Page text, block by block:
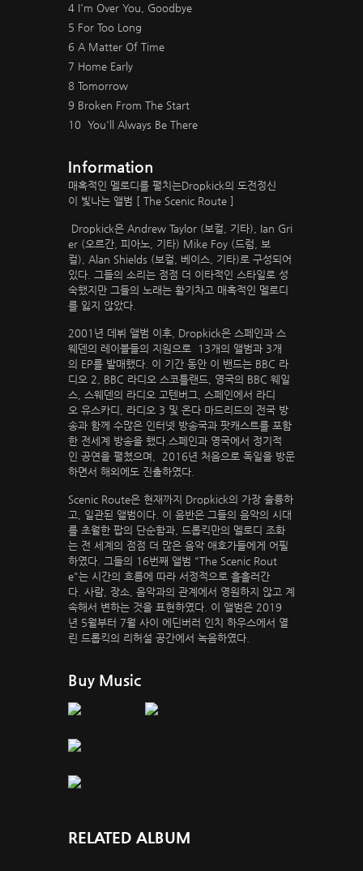
4 I'm Over You, Goodbye
5 For Too Long
6 A Matter Of Time
7 Home Early
8 Tomorrow
9 Broken From The Start
10 You'll Always Be There
Information
매혹적인 멜로디를 펼치는Dropkick의 도전정신
이 빛나는 앨범 [ The Scenic Route ]
Dropkick은 Andrew Taylor (보컬, 기타), Ian Gri
er (오르간, 피아노, 기타) Mike Foy (드럼, 보
컬), Alan Shields (보컬, 베이스, 기타)로 구성되어
있다. 그들의 소리는 점점 더 이타적인 스타일로 성
숙했지만 그들의 노래는 활기차고 매혹적인 멜로디
를 잃지 않았다.
2001년 데뷔 앨범 이후, Dropkick은 스페인과 스
웨덴의 레이블들의 지원으로 13개의 앨범과 3개
의 EP를 발매했다. 이 기간 동안 이 밴드는 BBC 라
디오 2, BBC 라디오 스코틀랜드, 영국의 BBC 웨일
스, 스웨덴의 라디오 고텐버그, 스페인에서 라디
오 유스카디, 라디오 3 및 온다 마드리드의 전국 방
송과 함께 수많은 인터넷 방송국과 팟캐스트를 포함
한 전세계 방송을 했다.스페인과 영국에서 정기적
인 공연을 펼쳤으며, 2016년 처음으로 독일을 방문
하면서 해외에도 진출하였다.
Scenic Route은 현재까지 Dropkick의 가장 훌륭하
고, 일관된 앨범이다. 이 음반은 그들의 음악의 시대
를 초월한 팝의 단순함과, 드롭킥만의 멜로디 조화
는 전 세계의 점점 더 많은 음악 애호가들에게 어필
하였다. 그들의 16번째 앨범 "The Scenic Rout
e"는 시간의 흐름에 따라 서정적으로 흘흘러간
다. 사람, 장소, 음악과의 관계에서 영원하지 않고 계
속해서 변하는 것을 표현하였다. 이 앨범은 2019
년 5월부터 7월 사이 에딘버러 인치 하우스에서 열
린 드롭킥의 리허설 공간에서 녹음하였다.
Buy Music
RELATED ALBUM